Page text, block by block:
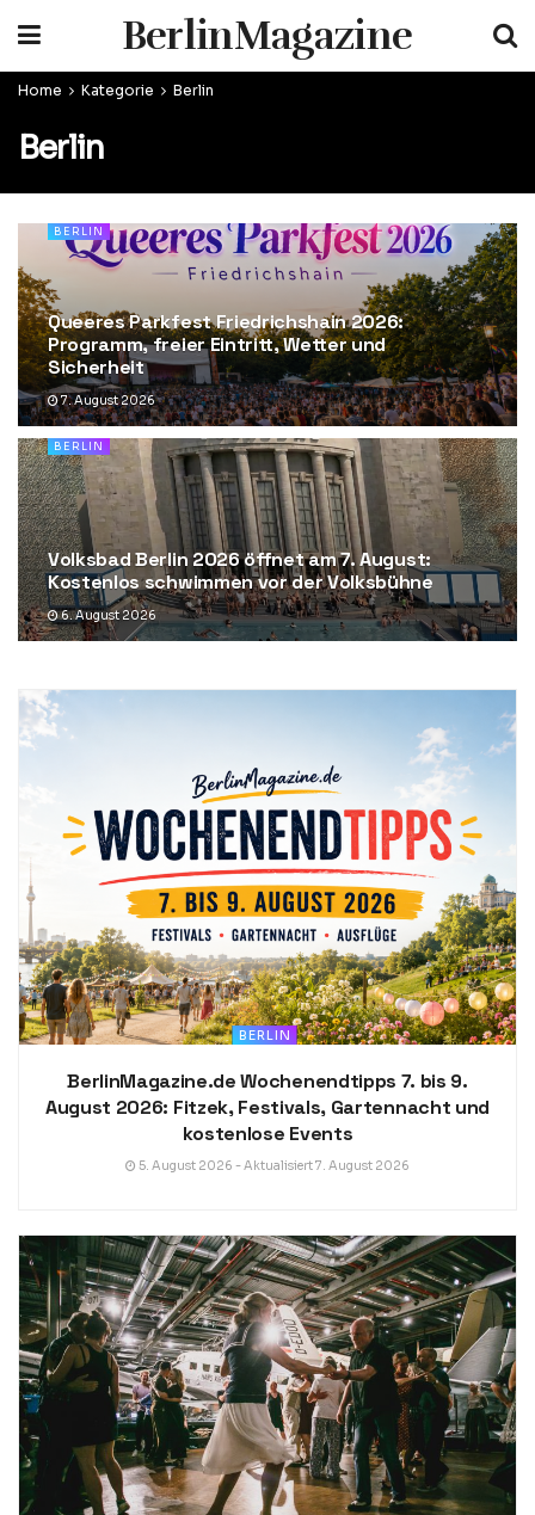
BerlinMagazine
Home Kategorie Berlin
Berlin
BERLIN
Queeres Parkfest Friedrichshain 2026:
Programm, freier Eintritt, Wetter und
Sicherheit
7. August 2026
BERLIN
Volksbad Berlin 2026 öffnet am 7. August:
Kostenlos schwimmen vor der Volksbühne
6. August 2026
BERLIN
BerlinMagazine.de Wochenendtipps 7. bis 9.
August 2026: Fitzek, Festivals, Gartennacht und
kostenlose Events
5. August 2026 - Aktualisiert 7. August 2026